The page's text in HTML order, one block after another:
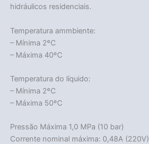
hidráulicos residenciais.
Temperatura ammbiente:
– Mínima 2ºC
– Máxima 40ºC
Temperatura do líquido:
– Mínima 2ºC
– Máxima 50ºC
Pressão Máxima 1,0 MPa (10 bar)
Corrente nominal máxima: 0,48A (220V)